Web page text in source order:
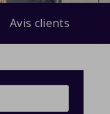
Avis clients